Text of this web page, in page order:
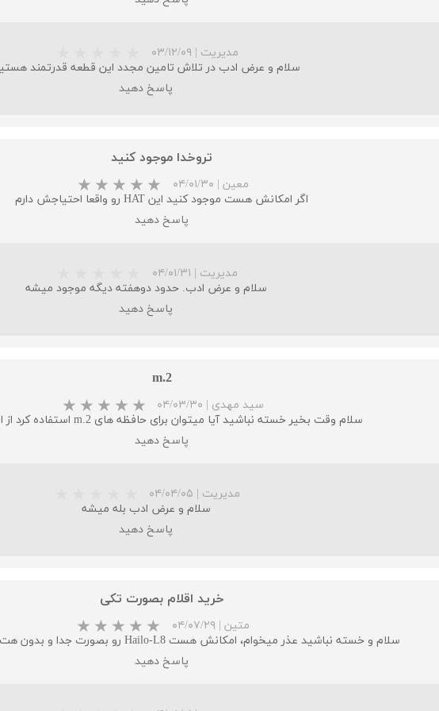
مدیریت | ۰۳/۱۲/۰۹
سلام و عرض ادب در تلاش تامین مجدد این قطعه قدرتمند
پاسخ دهید
تروخدا موجود کنید
معین | ۰۴/۰۱/۳۰
اگر امکانش هست موجود کنید این HAT رو واقعا احتیاجش دارم
پاسخ دهید
مدیریت | ۰۴/۰۱/۳۱
سلام و عرض ادب. حدود دوهفته دیگه موجود میشه
پاسخ دهید
m.2
سید مهدی | ۰۴/۰۳/۳۰
سلام وقت بخیر خسته نباشید آیا میتوان برای حافظه های m.2 استفاده کرد از این هت؟
پاسخ دهید
مدیریت | ۰۴/۰۴/۰۵
سلام و عرض ادب بله میشه
پاسخ دهید
خرید اقلام بصورت تکی
متین | ۰۴/۰۷/۲۹
سلام و خسته نباشید عذر میخوام، امکانش هست Hailo-L8 رو بصورت جدا و بدون هت m2 خریداری کرد
پاسخ دهید